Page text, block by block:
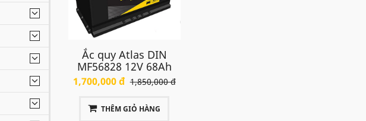
Tham khảo chi tiết các bình ắc quy Atlas cho xe Lacetti SE dưới
Ắc quy Atlas DIN
MF56828 12V 68Ah
1,700,000 đ 1,850,000 đ
THÊM GIỎ HÀNG